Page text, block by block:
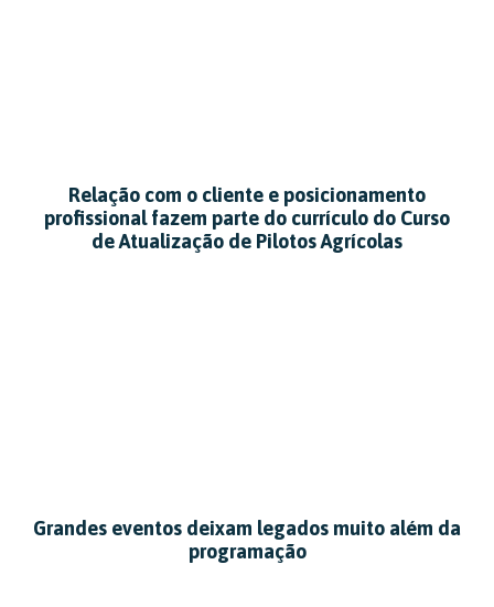
Relação com o cliente e posicionamento
profissional fazem parte do currículo do Curso
de Atualização de Pilotos Agrícolas
Grandes eventos deixam legados muito além da
programação